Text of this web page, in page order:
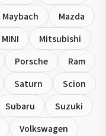
Maybach
Mazda
MINI
Mitsubishi
Porsche
Ram
Saturn
Scion
Subaru
Suzuki
Volkswagen